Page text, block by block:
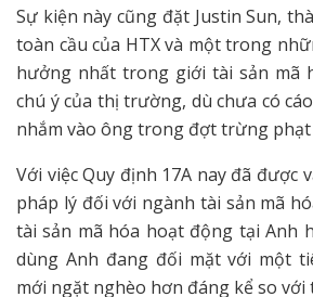
Sự kiện này cũng đặt Justin Sun,
toàn cầu của HTX và một trong
hưởng nhất trong giới tài sản mã
chú ý của thị trường, dù chưa có
nhắm vào ông trong đợt trừng phạt
Với việc Quy định 17A nay đã được
pháp lý đối với ngành tài sản mã
tài sản mã hóa hoạt động tại Anh
dùng Anh đang đối mặt với một
mới ngặt nghèo hơn đáng kể so với